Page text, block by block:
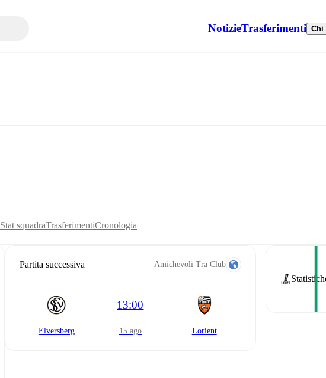
NotizieTrasferimenti Chi
Stat squadraTrasferimentiCronologia
Partita successiva Amichevoli Tra Club
Elversberg
13:00
15 ago Lorient